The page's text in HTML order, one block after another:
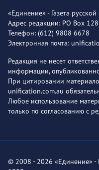
«Единение» - Газета
Адрес редакции: PO Box 128
Телефон: (612) 9808 6678
Электронная почта:
Редакция не несет
информации,
При цитировании
unification.com.au
Любое использование
только по согласованию с
© 2008 - 2026 «Единение» -